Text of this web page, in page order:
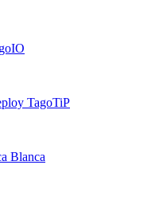
TagoTiP
Blanca